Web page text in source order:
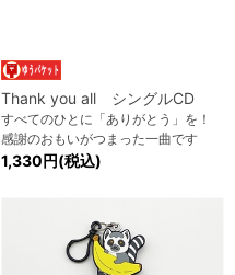
Thank you all シングルCD
すべてのひとに「ありがとう」を！
感謝のおもいがつまった一曲です
1,330円(税込)